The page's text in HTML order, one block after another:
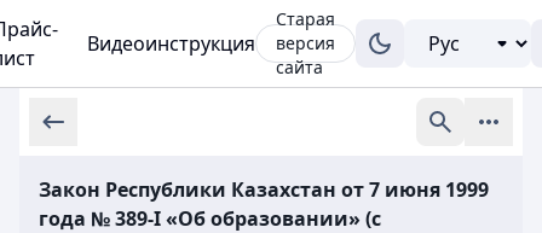
Видеоинструкция
Старая
версия
сайта
Закон Республики Казахстан от 7 июня 1999
года № 389-I «Об образовании» (с